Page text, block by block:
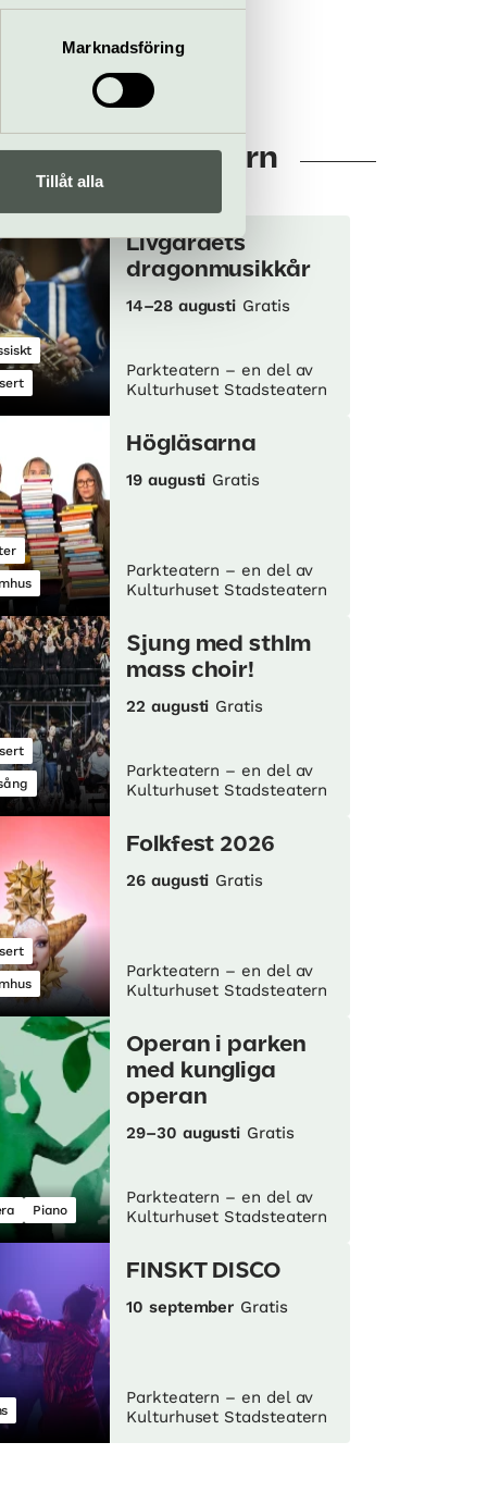
har använt deras tjänster.
Marknadsföring
Tillåt alla
Stadsteatern
Livgardets
dragonmusikkår
14–28 augusti Gratis
Parkteatern – en del av
Kulturhuset Stadsteatern
Högläsarna
19 augusti Gratis
Parkteatern – en del av
Kulturhuset Stadsteatern
Sjung med sthlm
mass choir!
22 augusti Gratis
Parkteatern – en del av
Kulturhuset Stadsteatern
Folkfest 2026
26 augusti Gratis
Parkteatern – en del av
Kulturhuset Stadsteatern
Piano
Operan i parken
med kungliga
operan
29–30 augusti Gratis
Parkteatern – en del av
Kulturhuset Stadsteatern
FINSKT DISCO
10 september Gratis
Parkteatern – en del av
Kulturhuset Stadsteatern